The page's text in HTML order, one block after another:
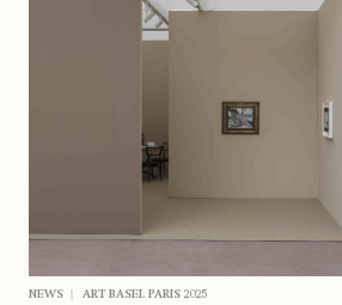
NEWS ART BASEL PARIS 2025